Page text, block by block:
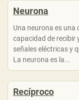
Neurona
Una neurona es una
capacidad de recibir
señales eléctricas y
La neurona es la...
Recíproco